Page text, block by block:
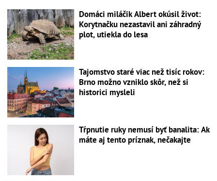
Domáci miláčik Albert okúsil život:
Korytnačku nezastavil ani záhradný
plot, utiekla do lesa
Tajomstvo staré viac než tisíc rokov:
Brno možno vzniklo skôr, než si
historici mysleli
Tŕpnutie ruky nemusí byť banalita: Ak
máte aj tento príznak, nečakajte